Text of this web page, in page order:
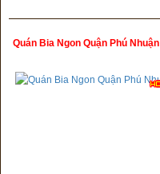
Quán Bia Ngon Quận Phú Nhuận